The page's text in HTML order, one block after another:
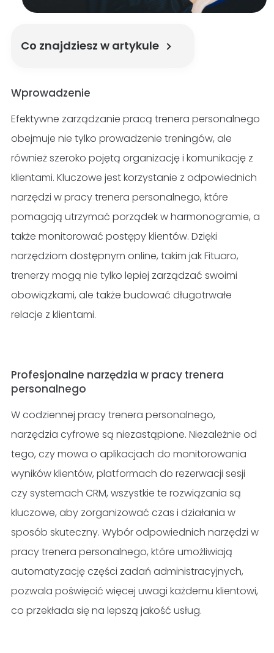
Co znajdziesz w artykule
Wprowadzenie
Efektywne zarządzanie pracą trenera personalnego
obejmuje nie tylko prowadzenie treningów, ale
również szeroko pojętą organizację i komunikację z
klientami. Kluczowe jest korzystanie z odpowiednich
narzędzi w pracy trenera personalnego, które
pomagają utrzymać porządek w harmonogramie, a
także monitorować postępy klientów. Dzięki
narzędziom dostępnym online, takim jak Fituaro,
trenerzy mogą nie tylko lepiej zarządzać swoimi
obowiązkami, ale także budować długotrwałe
relacje z klientami.
Profesjonalne narzędzia w pracy trenera
personalnego
W codziennej pracy trenera personalnego,
narzędzia cyfrowe są niezastąpione. Niezależnie od
tego, czy mowa o aplikacjach do monitorowania
wyników klientów, platformach do rezerwacji sesji
czy systemach CRM, wszystkie te rozwiązania są
kluczowe, aby zorganizować czas i działania w
sposób skuteczny. Wybór odpowiednich narzędzi w
pracy trenera personalnego, które umożliwiają
automatyzację części zadań administracyjnych,
pozwala poświęcić więcej uwagi każdemu klientowi,
co przekłada się na lepszą jakość usług.